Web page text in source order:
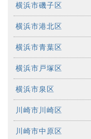
横浜市磯子区
横浜市港北区
横浜市青葉区
横浜市戸塚区
横浜市泉区
川崎市川崎区
川崎市中原区